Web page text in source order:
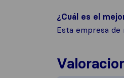
¿Cuál es el
Esta empresa de